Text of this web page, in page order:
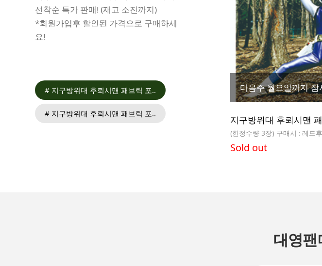
선착순 특가 판매! (재고 소진까지)
*회원가입후 할인된 가격으로 구매하세
요!
# 지구방위대 후뢰시맨 패브릭 포..
# 지구방위대 후뢰시맨 패브릭 포..
다음주 월요일까지
지구방위대 후뢰시맨
(한정수량 3장) 구매시 : 레드
Sold out
대영팬